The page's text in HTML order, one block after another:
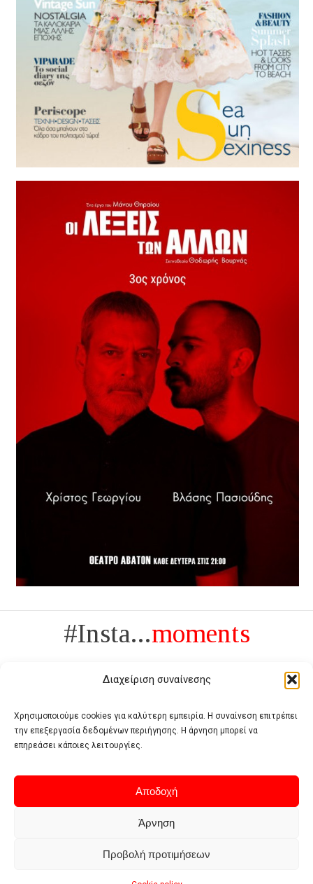
Διαχείριση συναίνεσης
Χρησιμοποιούμε cookies για καλύτερη εμπειρία. Η συναίνεση επιτρέπει
την επεξεργασία δεδομένων περιήγησης. Η άρνηση μπορεί να
επηρεάσει κάποιες λειτουργίες.
Αποδοχή
Άρνηση
Προβολή προτιμήσεων
#Insta...moments
Πολυτέλεια δεν είναι το αντίθετο της ανέχειας, είναι το αντίθετο της
Terms of use Privacy policy Cookie policy